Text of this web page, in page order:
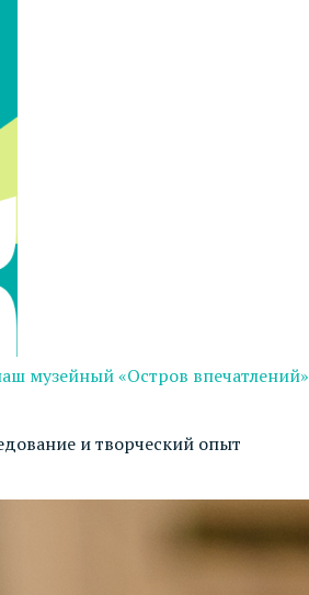
музейный «Остров впечатлений»
и творческий опыт